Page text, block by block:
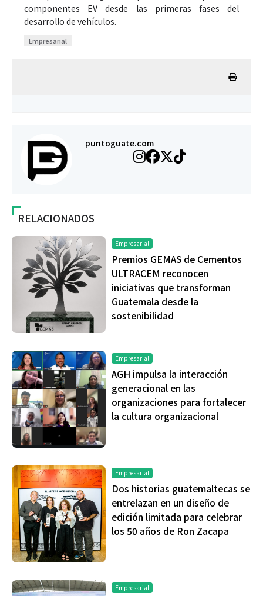
componentes EV desde las primeras fases del
desarrollo de vehículos.
Empresarial
puntoguate.com
RELACIONADOS
Empresarial
Premios GEMAS de Cementos
ULTRACEM reconocen
iniciativas que transforman
Guatemala desde la
sostenibilidad
Empresarial
AGH impulsa la interacción
generacional en las
organizaciones para fortalecer
la cultura organizacional
Empresarial
Dos historias guatemaltecas se
entrelazan en un diseño de
edición limitada para celebrar
los 50 años de Ron Zacapa
Empresarial